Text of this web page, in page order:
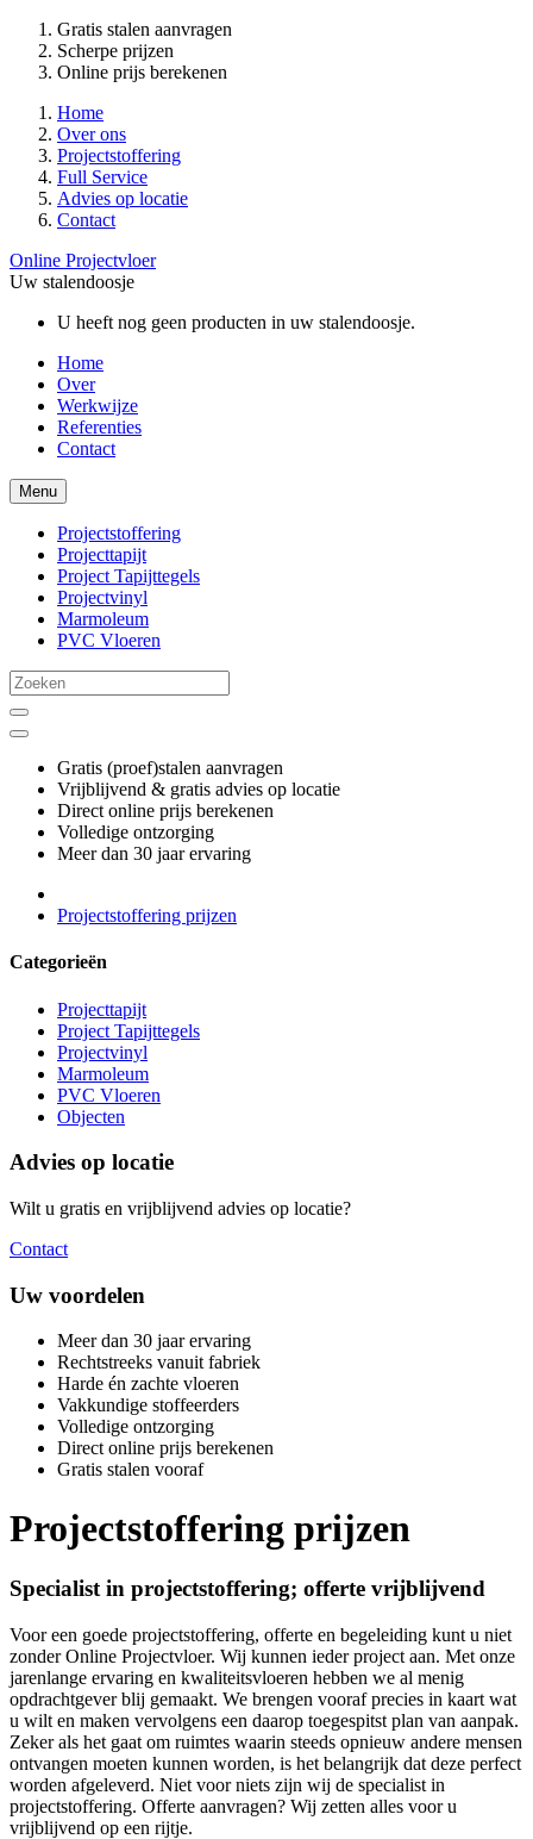
Gratis stalen aanvragen
Scherpe prijzen
Online prijs berekenen
Home
Over ons
Projectstoffering
Full Service
Advies op locatie
Contact
Online Projectvloer
Uw stalendoosje
U heeft nog geen producten in uw stalendoosje.
Home
Over
Werkwijze
Referenties
Contact
Menu
Projectstoffering
Projecttapijt
Project Tapijttegels
Projectvinyl
Marmoleum
PVC Vloeren
Gratis (proef)stalen aanvragen
Vrijblijvend & gratis advies op locatie
Direct online prijs berekenen
Volledige ontzorging
Meer dan 30 jaar ervaring
Projectstoffering prijzen
Categorieën
Projecttapijt
Project Tapijttegels
Projectvinyl
Marmoleum
PVC Vloeren
Objecten
Advies op locatie
Wilt u gratis en vrijblijvend advies op locatie?
Contact
Uw voordelen
Meer dan 30 jaar ervaring
Rechtstreeks vanuit fabriek
Harde én zachte vloeren
Vakkundige stoffeerders
Volledige ontzorging
Direct online prijs berekenen
Gratis stalen vooraf
Projectstoffering prijzen
Specialist in projectstoffering; offerte vrijblijvend
Voor een goede projectstoffering, offerte en begeleiding kunt u niet
zonder Online Projectvloer. Wij kunnen ieder project aan. Met onze
jarenlange ervaring en kwaliteitsvloeren hebben we al menig
opdrachtgever blij gemaakt. We brengen vooraf precies in kaart wat
u wilt en maken vervolgens een daarop toegespitst plan van aanpak.
Zeker als het gaat om ruimtes waarin steeds opnieuw andere mensen
ontvangen moeten kunnen worden, is het belangrijk dat deze perfect
worden afgeleverd. Niet voor niets zijn wij de specialist in
projectstoffering. Offerte aanvragen? Wij zetten alles voor u
vrijblijvend op een rijtje.